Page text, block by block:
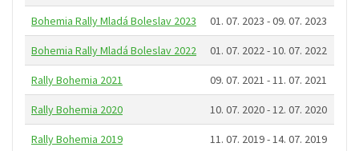
Bohemia Rally Mladá Boleslav 2023 01. 07. 2023 - 09. 07. 2023
Bohemia Rally Mladá Boleslav 2022 01. 07. 2022 - 10. 07. 2022
Rally Bohemia 2021 09. 07. 2021 - 11. 07. 2021
Rally Bohemia 2020 10. 07. 2020 - 12. 07. 2020
Rally Bohemia 2019 11. 07. 2019 - 14. 07. 2019